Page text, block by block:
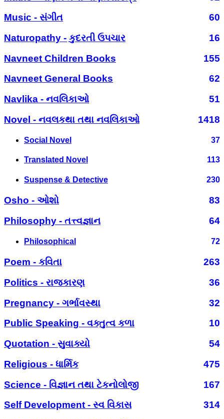
Music - સંગીત
60
Naturopathy - કુદરતી ઉપચાર
16
Navneet Children Books
155
Navneet General Books
62
Navlika - નવલિકાઓ
51
Novel - નવલકથા તથા નવલિકાઓ
1418
Social Novel 37
Translated Novel 113
Suspense & Detective 230
Osho - ઓશો
83
Philosophy - તત્ત્વજ્ઞાન
64
Philosophical 72
Poem - કવિતા
263
Politics - રાજકારણ
36
Pregnancy - ગર્ભાવસ્થા
32
Public Speaking - વક્તુત્વ કળા
10
Quotation - સુવાક્યો
54
Religious - ધાર્મિક
475
Science - વિજ્ઞાન તથા ટેકનોલોજી
167
Self Development - સ્વ વિકાસ
314